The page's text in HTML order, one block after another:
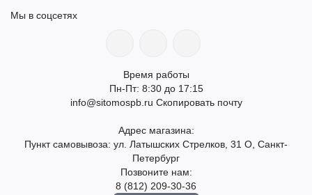
Мы в соцсетях
Время работы
Пн-Пт: 8:30 до 17:15
info@sitomospb.ru Скопировать почту
Адрес магазина:
Пункт самовывоза: ул. Латышских Стрелков, 31 О, Санкт-
Петербург
Позвоните нам:
8 (812) 209-30-36